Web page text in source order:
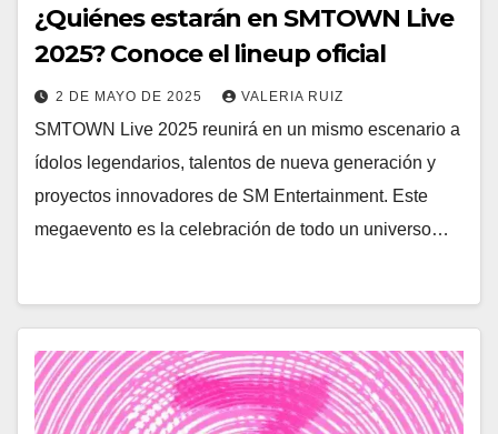
¿Quiénes estarán en SMTOWN Live
2025? Conoce el lineup oficial
2 DE MAYO DE 2025 VALERIA RUIZ
SMTOWN Live 2025 reunirá en un mismo escenario a
ídolos legendarios, talentos de nueva generación y
proyectos innovadores de SM Entertainment. Este
megaevento es la celebración de todo un universo…